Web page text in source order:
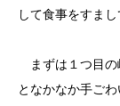
して食事をすま
まずは１つ目の
となかなか手ご